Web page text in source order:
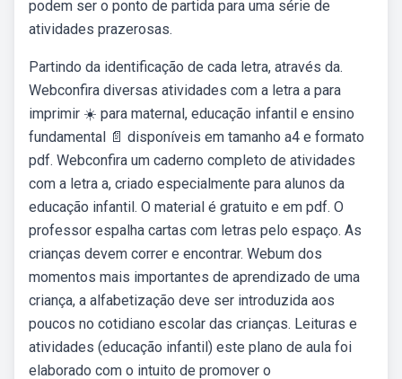
podem ser o ponto de partida para uma série de
atividades prazerosas.
Partindo da identificação de cada letra, através da.
Webconfira diversas atividades com a letra a para
imprimir ☀️ para maternal, educação infantil e ensino
fundamental 📄 disponíveis em tamanho a4 e formato
pdf. Webconfira um caderno completo de atividades
com a letra a, criado especialmente para alunos da
educação infantil. O material é gratuito e em pdf. O
professor espalha cartas com letras pelo espaço. As
crianças devem correr e encontrar. Webum dos
momentos mais importantes de aprendizado de uma
criança, a alfabetização deve ser introduzida aos
poucos no cotidiano escolar das crianças. Leituras e
atividades (educação infantil) este plano de aula foi
elaborado com o intuito de promover o